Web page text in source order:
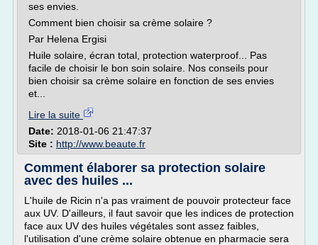
ses envies.
Comment bien choisir sa crème solaire ?
Par Helena Ergisi
Huile solaire, écran total, protection waterproof... Pas
facile de choisir le bon soin solaire. Nos conseils pour
bien choisir sa crème solaire en fonction de ses envies
et...
Lire la suite
Date: 2018-01-06 21:47:37
Site : http://www.beaute.fr
Comment élaborer sa protection solaire
avec des huiles ...
L'huile de Ricin n'a pas vraiment de pouvoir protecteur face
aux UV. D'ailleurs, il faut savoir que les indices de protection
face aux UV des huiles végétales sont assez faibles,
l'utilisation d'une crème solaire obtenue en pharmacie sera